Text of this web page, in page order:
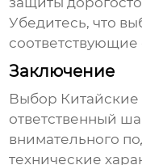
Убедитесь, что
Заключение
Выбор
ответственный
внимательного
технические